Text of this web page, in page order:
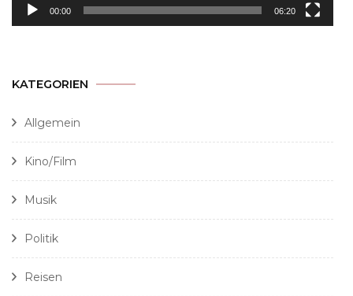
00:00 06:20
KATEGORIEN
Allgemein
Kino/Film
Musik
Politik
Reisen